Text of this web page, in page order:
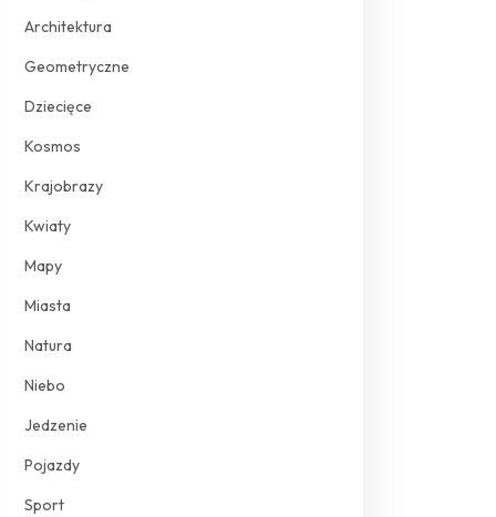
Architektura
Geometryczne
Dziecięce
Kosmos
Krajobrazy
Kwiaty
Mapy
Miasta
Natura
Niebo
Jedzenie
Pojazdy
Sport